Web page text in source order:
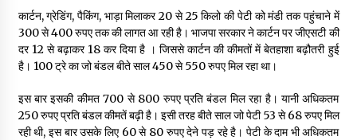
कार्टन, ग्रेडिंग, पैकिंग, भाड़ा मिलाकर 20 से 25 किलो की पेटी को मंडी तक पहुंचाने में
300 से 400 रुपए तक की लागत आ रही है। भाजपा सरकार ने कार्टन पर जीएसटी की
दर 12 से बढ़ाकर 18 कर दिया है । जिससे कार्टन की कीमतों में बेतहाशा बढ़ौतरी हुई
है। 100 ट्रे का जो बंडल बीते साल 450 से 550 रुपए मिल रहा था।
इस बार इसकी कीमत 700 से 800 रुपए प्रति बंडल मिल रहा है। यानी अधिकतम
250 रुपए प्रति बंडल कीमतें बढ़ी है। इसी तरह बीते साल जो पेटी 53 से 68 रुपए मिल
रही थी, इस बार उसके लिए 60 से 80 रुपए देने पड़ रहे है। पेटी के दाम भी अधिकतम